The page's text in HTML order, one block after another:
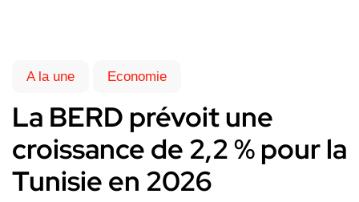
A la une Economie
La BERD prévoit une
croissance de 2,2 % pour la
Tunisie en 2026